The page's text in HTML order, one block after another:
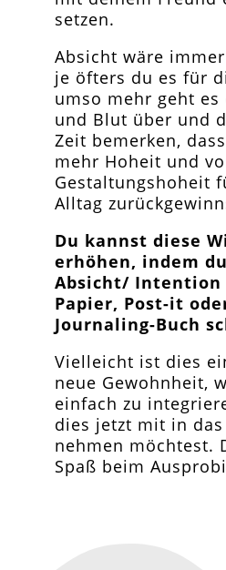
setzen.
Absicht wäre
je öfters du es für
umso mehr geht
und Blut über und
Zeit bemerken,
mehr Hoheit und
Gestaltungshoheit
Alltag
Du kannst diese
erhöhen, indem
Absicht/
Papier, Post-it
Journaling-Buch
Vielleicht ist dies
neue Gewohnheit,
einfach zu
dies jetzt mit in das
nehmen möchtest.
Spaß beim